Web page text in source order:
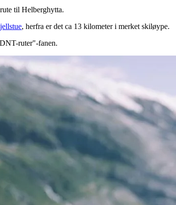
til Helberghytta.
, herfra er det ca 13 kilometer i merket skiløype.
ruter"-fanen.